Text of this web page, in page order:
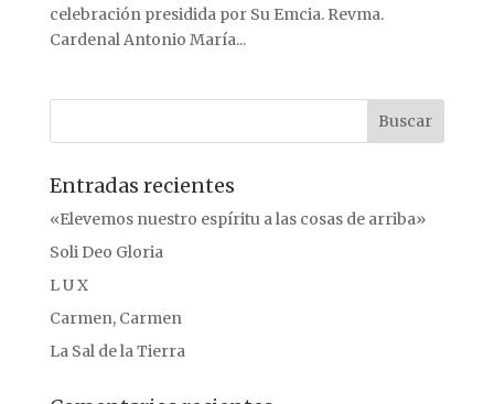
celebración presidida por Su Emcia. Revma.
Cardenal Antonio María...
Entradas recientes
«Elevemos nuestro espíritu a las cosas de arriba»
Soli Deo Gloria
L U X
Carmen, Carmen
La Sal de la Tierra